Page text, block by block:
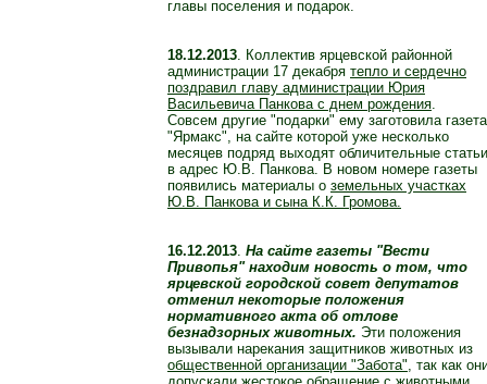
главы поселения и подарок.
18.12.2013. Коллектив ярцевской районной
администрации 17 декабря тепло и сердечно
поздравил главу администрации Юрия
Васильевича Панкова с днем рождения.
Совсем другие "подарки" ему заготовила газета
"Ярмакс", на сайте которой уже несколько
месяцев подряд выходят обличительные статьи
в адрес Ю.В. Панкова. В новом номере газеты
появились материалы о земельных участках
Ю.В. Панкова и сына К.К. Громова.
16.12.2013. На сайте газеты "Вести
Привопья" находим новость о том, что
ярцевской городской совет депутатов
отменил некоторые положения
нормативного акта об отлове
безнадзорных животных. Эти положения
вызывали нарекания защитников животных из
общественной организации "Забота", так как